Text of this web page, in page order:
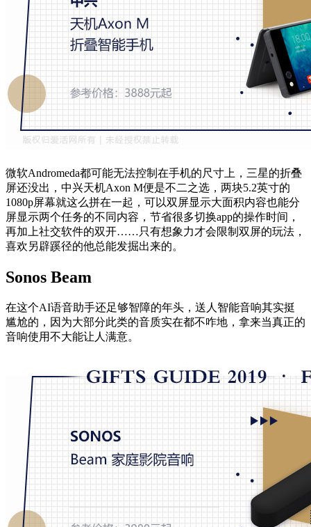
微软Andromeda都可能无法控制在手机的尺寸上，三星的折叠
屏还没出，中兴天机Axon M便是不二之选，两块5.2英寸的
1080p屏幕就这么拼在一起，可以双屏显示大面积内容也能分
屏显示两个任务的不同内容，节省很多切换app的操作时间，
再加上社交软件的双开……只有想象力才会限制双屏的玩法，
喜欢另辟蹊径的他总能发掘出来的。
Sonos Beam
在这个AI语音助手还足够智障的年头，送人智能音响其实挺
尴尬的，因为大部分此类的音质实在都不咋地，拿来当真正的
音响使用不大能让人满意。